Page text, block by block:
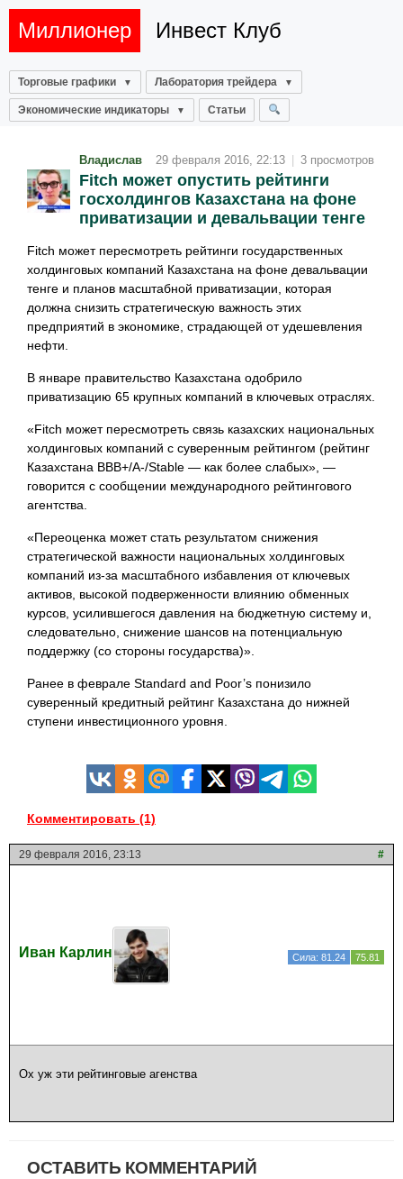
Миллионер Инвест Клуб
Торговые графики Лаборатория трейдера
Экономические индикаторы Статьи
Владислав 29 февраля 2016, 22:13 3 просмотров
Fitch может опустить рейтинги
госхолдингов Казахстана на фоне
приватизации и девальвации тенге
Fitch может пересмотреть рейтинги государственных
холдинговых компаний Казахстана на фоне девальвации
тенге и планов масштабной приватизации, которая
должна снизить стратегическую важность этих
предприятий в экономике, страдающей от удешевления
нефти.
В январе правительство Казахстана одобрило
приватизацию 65 крупных компаний в ключевых отраслях.
«Fitch может пересмотреть связь казахских национальных
холдинговых компаний с суверенным рейтингом (рейтинг
Казахстана BBB+/A-/Stable — как более слабых», —
говорится с сообщении международного рейтингового
агентства.
«Переоценка может стать результатом снижения
стратегической важности национальных холдинговых
компаний из-за масштабного избавления от ключевых
активов, высокой подверженности влиянию обменных
курсов, усилившегося давления на бюджетную систему и,
следовательно, снижение шансов на потенциальную
поддержку (со стороны государства)».
Ранее в феврале Standard and Poor’s понизило
суверенный кредитный рейтинг Казахстана до нижней
ступени инвестиционного уровня.
Комментировать (1)
29 февраля 2016, 23:13 #
Иван Карлин Сила: 81.24 75.81
Ох уж эти рейтинговые агенства
ОСТАВИТЬ КОММЕНТАРИЙ